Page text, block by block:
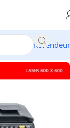
Revendeur